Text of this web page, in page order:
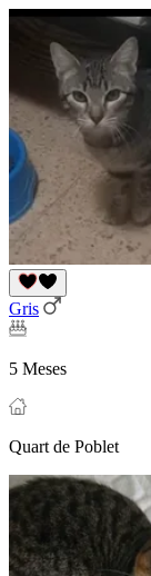
Gris
5 Meses
Quart de Poblet